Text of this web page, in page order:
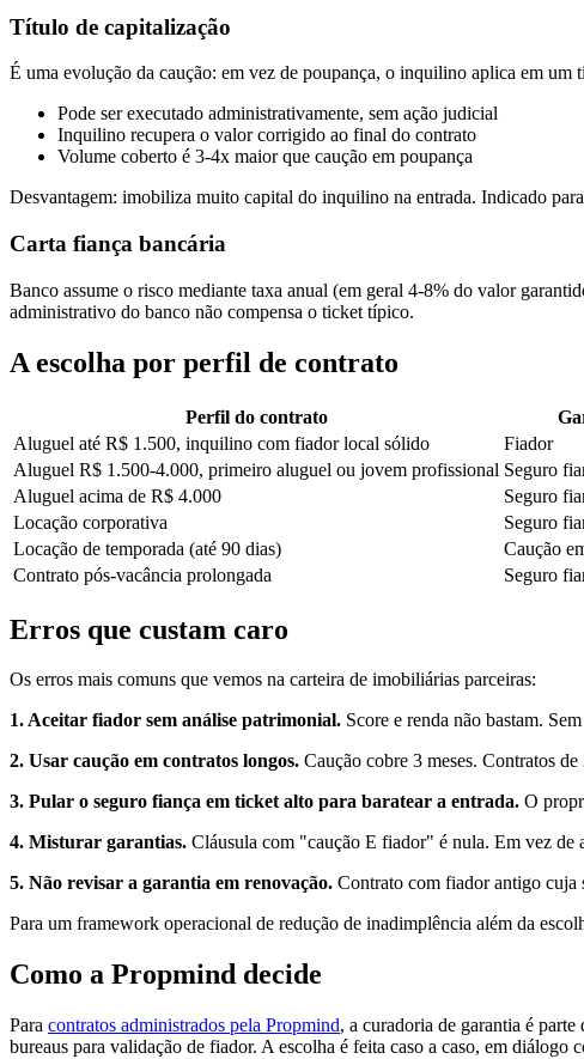
Título de capitalização
É uma evolução da caução: em vez de poupança, o inquilino aplica em um
Pode ser executado administrativamente, sem ação judicial
Inquilino recupera o valor corrigido ao final do contrato
Volume coberto é 3-4x maior que caução em poupança
Desvantagem: imobiliza muito capital do inquilino na entrada. Indicado
Carta fiança bancária
Banco assume o risco mediante taxa anual (em geral 4-8% do valor
administrativo do banco não compensa o ticket típico.
A escolha por perfil de contrato
Perfil do contrato
Aluguel até R$ 1.500, inquilino com fiador local sólido
Fiador
Aluguel R$ 1.500-4.000, primeiro aluguel ou jovem profissional Seguro
Aluguel acima de R$ 4.000
Seguro
Locação corporativa
Seguro
Locação de temporada (até 90 dias)
Caução
Contrato pós-vacância prolongada
Seguro
Erros que custam caro
Os erros mais comuns que vemos na carteira de imobiliárias parceiras:
1. Aceitar fiador sem análise patrimonial. Score e renda não bastam.
2. Usar caução em contratos longos. Caução cobre 3 meses. Contratos
3. Pular o seguro fiança em ticket alto para baratear a entrada. O
4. Misturar garantias. Cláusula com "caução E fiador" é nula. Em vez de
5. Não revisar a garantia em renovação. Contrato com fiador antigo cuja
Para um framework operacional de redução de inadimplência além da
Como a Propmind decide
Para contratos administrados pela Propmind, a curadoria de garantia é
bureaus para validação de fiador. A escolha é feita caso a caso, em diálogo